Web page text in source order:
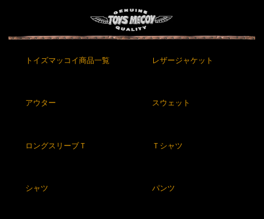
トイズマッコイ商品一覧 レザージャケット
アウター スウェット
ロングスリーブＴ Ｔシャツ
シャツ パンツ